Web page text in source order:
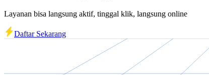
Layanan bisa langsung aktif, tinggal klik, langsung online
Daftar Sekarang